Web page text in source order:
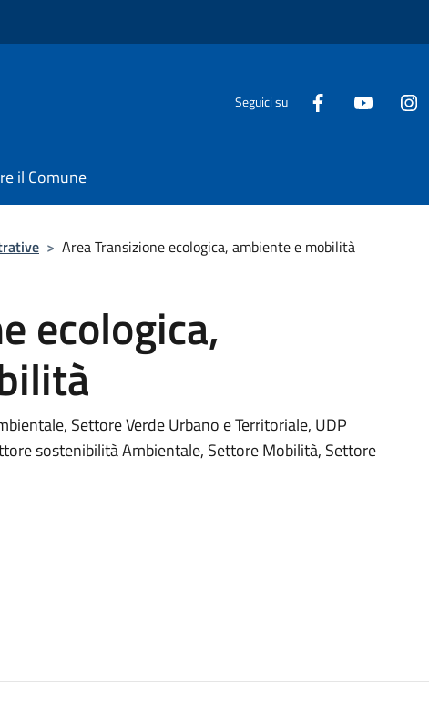
Seguici su
il Comune
> Area Transizione ecologica, ambiente e mobilità
ecologica,
Settore Verde Urbano e Territoriale, UDP
sostenibilità Ambientale, Settore Mobilità, Settore